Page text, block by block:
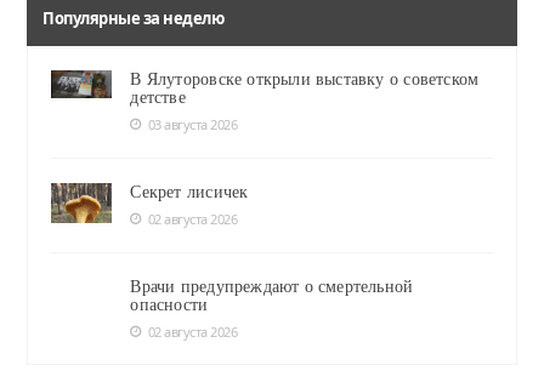
Популярные за неделю
В Ялуторовске открыли выставку о советском
детстве
03 августа 2026
Секрет лисичек
02 августа 2026
Врачи предупреждают о смертельной
опасности
02 августа 2026